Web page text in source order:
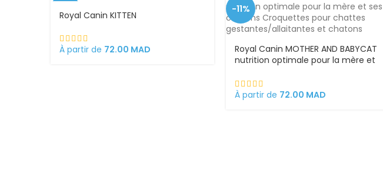
Royal Canin KITTEN
À partir de 72.00 MAD
-11%
Royal Canin MOTHER AND BABYCAT
nutrition optimale pour la mère et
chattes gestantes/allaitantes et
chatons
À partir de 72.00 MAD